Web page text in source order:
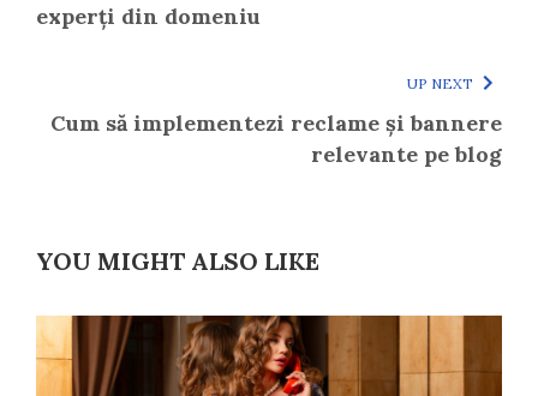
experți din domeniu
UP NEXT
Cum să implementezi reclame și bannere
relevante pe blog
YOU MIGHT ALSO LIKE